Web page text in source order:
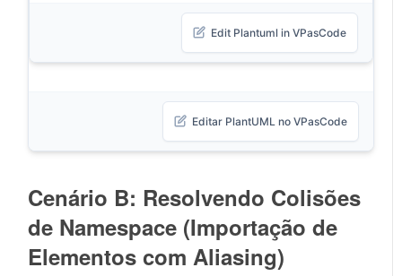
Edit Plantuml in VPasCode
Editar PlantUML no VPasCode
Cenário B: Resolvendo Colisões
de Namespace (Importação de
Elementos com Aliasing)